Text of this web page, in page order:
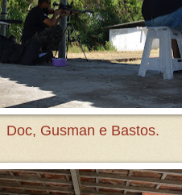
Doc, Gusman e Bastos.